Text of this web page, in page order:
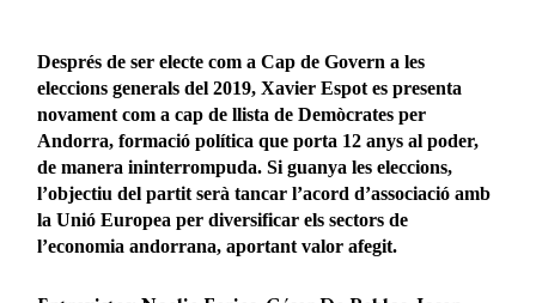
Després de ser electe com a Cap de Govern a les
eleccions generals del 2019, Xavier Espot es presenta
novament com a cap de llista de Demòcrates per
Andorra, formació política que porta 12 anys al poder,
de manera ininterrompuda. Si guanya les eleccions,
l’objectiu del partit serà tancar l’acord d’associació amb
la Unió Europea per diversificar els sectors de
l’economia andorrana, aportant valor afegit.